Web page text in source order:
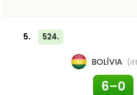
5. 524.
BOLÍVIA
6–0